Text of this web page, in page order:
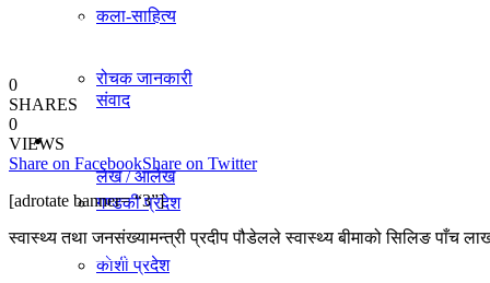
कला-साहित्य
रोचक जानकारी
प्रदेश
गण्डकी प्रदेश
काेशी प्रदेश
विचार
संवाद
लेख / आलेख
खेलकुद समाचार
0
SHARES
0
VIEWS
Share on FacebookShare on Twitter
[adrotate banner= “3”]
स्वास्थ्य तथा जनसंख्यामन्त्री प्रदीप पौडेलले स्वास्थ्य बीमाको सिलिङ पाँच